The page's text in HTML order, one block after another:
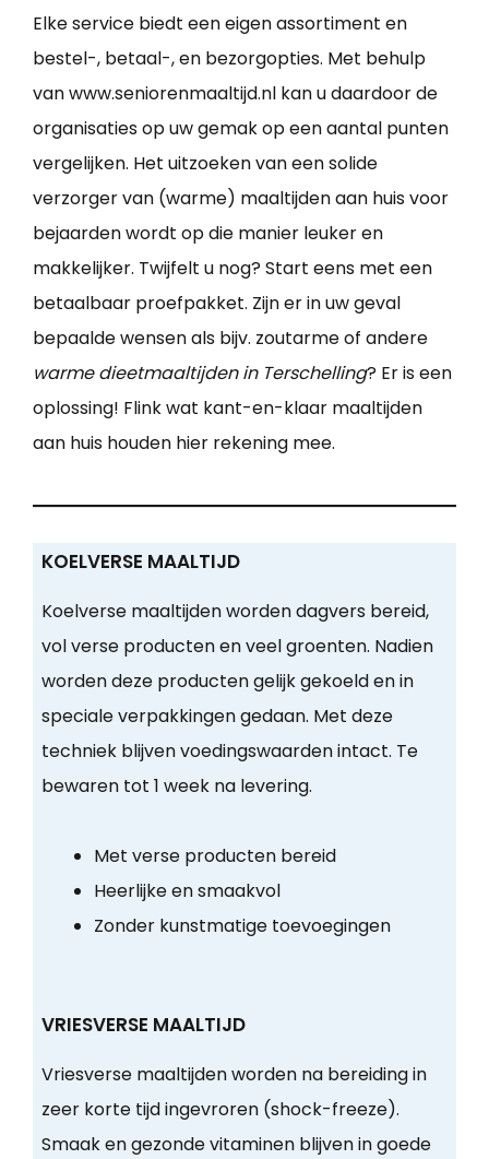
Elke service biedt een eigen assortiment en
bestel-, betaal-, en bezorgopties. Met behulp
van www.seniorenmaaltijd.nl kan u daardoor de
organisaties op uw gemak op een aantal punten
vergelijken. Het uitzoeken van een solide
verzorger van (warme) maaltijden aan huis voor
bejaarden wordt op die manier leuker en
makkelijker. Twijfelt u nog? Start eens met een
betaalbaar proefpakket. Zijn er in uw geval
bepaalde wensen als bijv. zoutarme of andere
warme dieetmaaltijden in Terschelling? Er is een
oplossing! Flink wat kant-en-klaar maaltijden
aan huis houden hier rekening mee.
KOELVERSE MAALTIJD
Koelverse maaltijden worden dagvers bereid,
vol verse producten en veel groenten. Nadien
worden deze producten gelijk gekoeld en in
speciale verpakkingen gedaan. Met deze
techniek blijven voedingswaarden intact. Te
bewaren tot 1 week na levering.
Met verse producten bereid
Heerlijke en smaakvol
Zonder kunstmatige toevoegingen
VRIESVERSE MAALTIJD
Vriesverse maaltijden worden na bereiding in
zeer korte tijd ingevroren (shock-freeze).
Smaak en gezonde vitaminen blijven in goede